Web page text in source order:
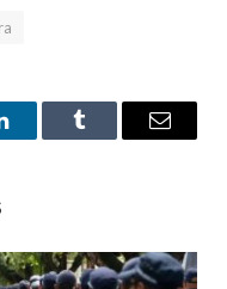
Tumblr Email